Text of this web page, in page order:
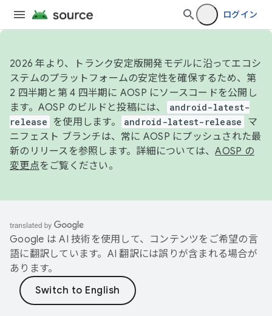
ログイン
2026 年より、トランク安定版開発モデルに沿ってエコシ
ステムのプラットフォームの安定性を確保するため、第
2 四半期と第 4 四半期に AOSP にソースコードを公開し
ます。AOSP のビルドと投稿には、
android-latest-
release
を使用します。 android-latest-release
マ
ニフェスト ブランチは、常に AOSP にプッシュされた最
新のリリースを参照します。詳細については、AOSP の
変更点をご覧ください。
Google は AI 技術を使用して、コンテンツをご希望の言
語に翻訳しています。AI 翻訳には誤りが含まれる場合が
あります。